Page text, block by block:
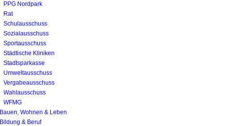
PPG Nordpark
Rat
Schulausschuss
Sozialausschuss
Sportausschuss
Städtische Kliniken
Stadtsparkasse
Umweltausschuss
Vergabeausschuss
Wahlausschuss
WFMG
Bauen, Wohnen & Leben
Bildung & Beruf